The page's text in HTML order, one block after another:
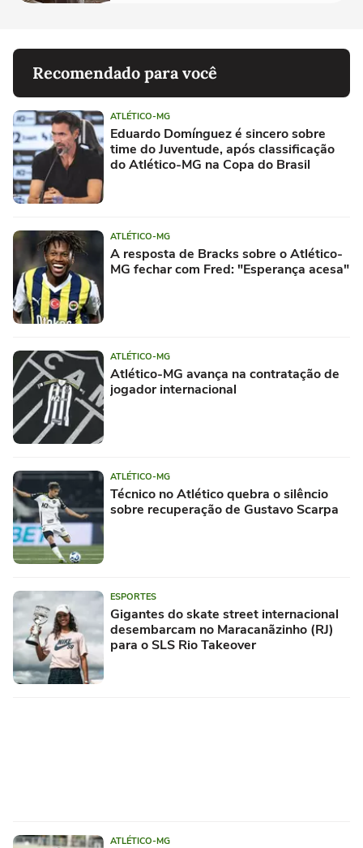
Recomendado para você
ATLÉTICO-MG
Eduardo Domínguez é sincero sobre
time do Juventude, após classificação
do Atlético-MG na Copa do Brasil
ATLÉTICO-MG
A resposta de Bracks sobre o Atlético-
MG fechar com Fred: "Esperança acesa"
ATLÉTICO-MG
Atlético-MG avança na contratação de
jogador internacional
ATLÉTICO-MG
Técnico no Atlético quebra o silêncio
sobre recuperação de Gustavo Scarpa
ESPORTES
Gigantes do skate street internacional
desembarcam no Maracanãzinho (RJ)
para o SLS Rio Takeover
ATLÉTICO-MG